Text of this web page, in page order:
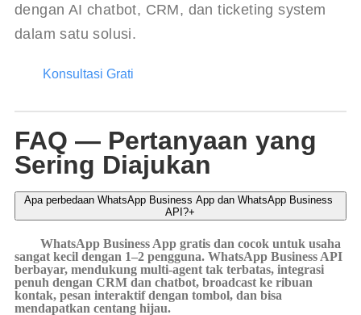
dengan AI chatbot, CRM, dan ticketing system
dalam satu solusi.
Konsultasi Grati
FAQ — Pertanyaan yang
Sering Diajukan
Apa perbedaan WhatsApp Business App dan WhatsApp Business
API?+
WhatsApp Business App gratis dan cocok untuk usaha
sangat kecil dengan 1–2 pengguna. WhatsApp Business API
berbayar, mendukung multi-agent tak terbatas, integrasi
penuh dengan CRM dan chatbot, broadcast ke ribuan
kontak, pesan interaktif dengan tombol, dan bisa
mendapatkan centang hijau.